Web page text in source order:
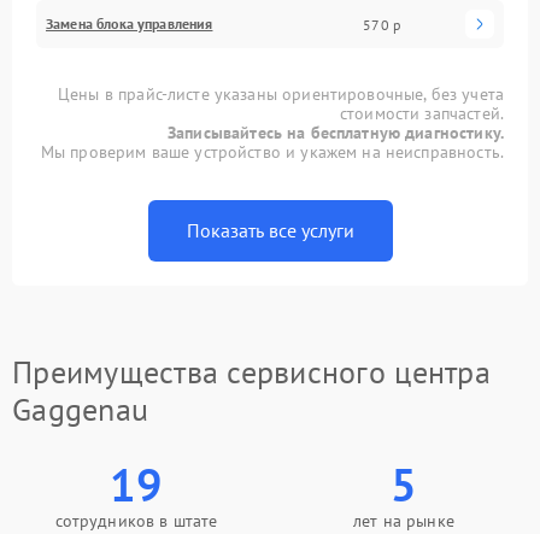
Замена блока управления 570 р
Цены в прайс-листе указаны ориентировочные, без учета
стоимости запчастей.
Записывайтесь на бесплатную диагностику.
Мы проверим ваше устройство и укажем на неисправность.
Показать все услуги
Преимущества сервисного центра
Gaggenau
19
сотрудников в штате
5
лет на рынке